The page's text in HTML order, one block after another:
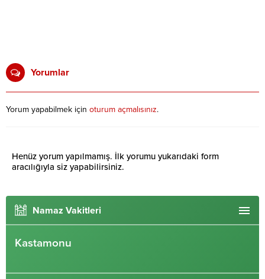
Yorumlar
Yorum yapabilmek için oturum açmalısınız.
Henüz yorum yapılmamış. İlk yorumu yukarıdaki form
aracılığıyla siz yapabilirsiniz.
Namaz Vakitleri
Kastamonu